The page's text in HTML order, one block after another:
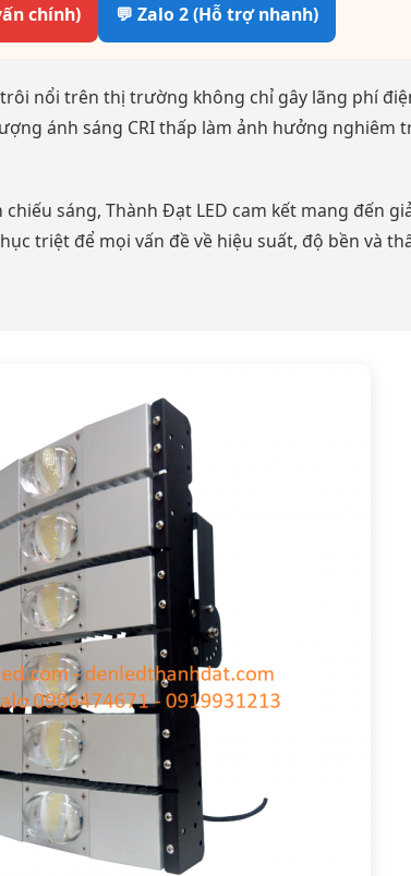
chính) 💬 Zalo 2 (Hỗ trợ nhanh)
nổi trên thị trường không chỉ gây lãng phí
ánh sáng CRI thấp làm ảnh hưởng nghiêm
sáng, Thành Đạt LED cam kết mang đến
triệt để mọi vấn đề về hiệu suất, độ bền và